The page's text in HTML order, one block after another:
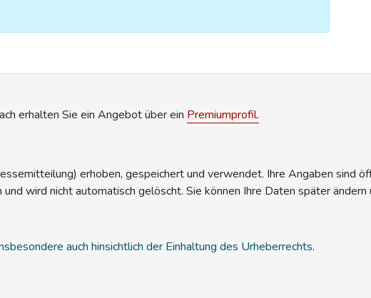
erhalten Sie ein Angebot über ein Premiumprofil.
erhoben, gespeichert und verwendet. Ihre Angaben sind
wird nicht automatisch gelöscht. Sie können Ihre Daten später ändern
auch hinsichtlich der Einhaltung des Urheberrechts.